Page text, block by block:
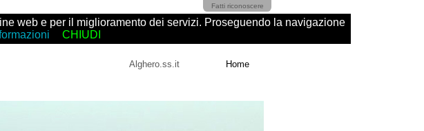
Fatti riconoscere
Alghero.ss.it Home
web e per il miglioramento dei servizi. Proseguendo la navigazione
CHIUDI